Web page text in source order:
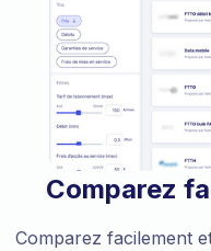
Comparez
Comparez facilement